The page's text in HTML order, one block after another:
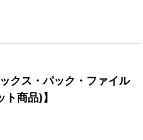
クス・パック・ファイル
商品)】